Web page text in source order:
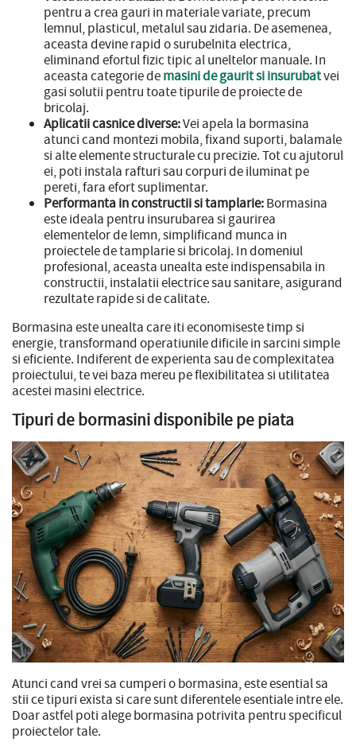
pentru a crea gauri in materiale variate, precum
lemnul, plasticul, metalul sau zidaria. De asemenea,
aceasta devine rapid o surubelnita electrica,
eliminand efortul fizic tipic al uneltelor manuale. In
aceasta categorie demasini de gaurit si insurubatvei
gasi solutii pentru toate tipurile de proiecte de
bricolaj.
Aplicatii casnice diverse:Vei apela la bormasina
atunci cand montezi mobila, fixand suporti, balamale
si alte elemente structurale cu precizie. Tot cu ajutorul
ei, poti instala rafturi sau corpuri de iluminat pe
pereti, fara efort suplimentar.
Performanta in constructii si tamplarie:Bormasina
este ideala pentru insurubarea si gaurirea
elementelor de lemn, simplificand munca in
proiectele de tamplarie si bricolaj. In domeniul
profesional, aceasta unealta este indispensabila in
constructii, instalatii electrice sau sanitare, asigurand
rezultate rapide si de calitate.
Bormasina este unealta care iti economiseste timp si
energie, transformand operatiunile dificile in sarcini simple
si eficiente. Indiferent de experienta sau de complexitatea
proiectului, te vei baza mereu pe flexibilitatea si utilitatea
acestei masini electrice.
Tipuri de bormasini disponibile pe piata
Atunci cand vrei sa cumperi o bormasina, este esential sa
stii ce tipuri exista si care sunt diferentele esentiale intre ele.
Doar astfel poti alege bormasina potrivita pentru specificul
proiectelor tale.